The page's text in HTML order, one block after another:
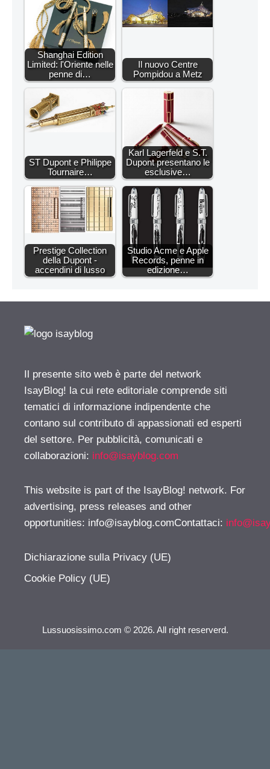
Shanghai Edition
Limited: l'Oriente nelle
penne di…
Il nuovo Centre
Pompidou a Metz
ST Dupont e Philippe
Tournaire…
Karl Lagerfeld e S.T.
Dupont presentano le
esclusive…
Prestige Collection
della Dupont -
accendini di lusso
Studio Acme e Apple
Records, penne in
edizione…
Il presente sito web è parte del network
IsayBlog! la cui rete editoriale comprende siti
tematici di informazione indipendente che
contano sul contributo di appassionati ed esperti
del settore. Per pubblicità, comunicati e
collaborazioni: info@isayblog.com
This website is part of the IsayBlog! network. For
advertising, press releases and other
opportunities: info@isayblog.comContattaci:
Dichiarazione sulla Privacy (UE)
Cookie Policy (UE)
Lussuosissimo.com © 2026. All right reserverd.